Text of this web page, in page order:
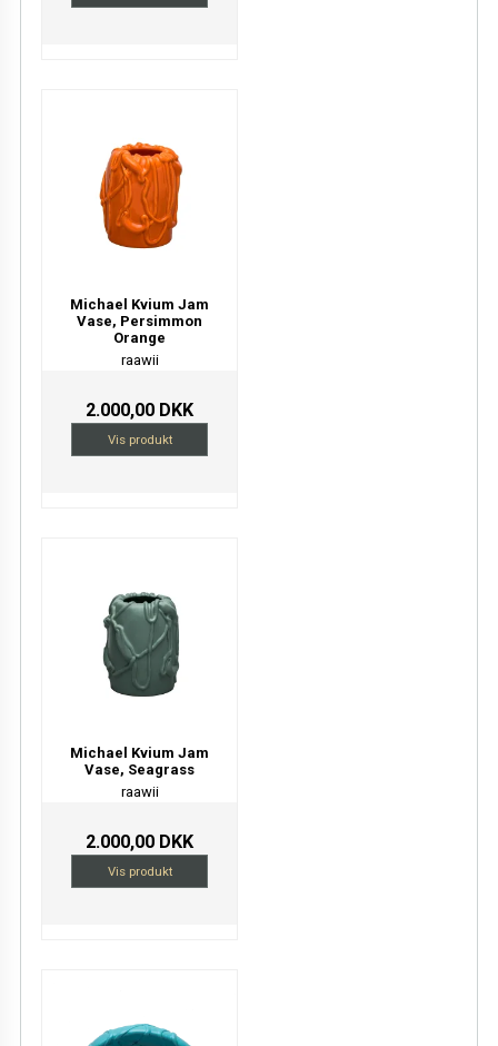
Michael Kvium Jam
Vase, Persimmon
Orange
raawii
2.000,00 DKK
Vis produkt
Michael Kvium Jam
Vase, Seagrass
raawii
2.000,00 DKK
Vis produkt